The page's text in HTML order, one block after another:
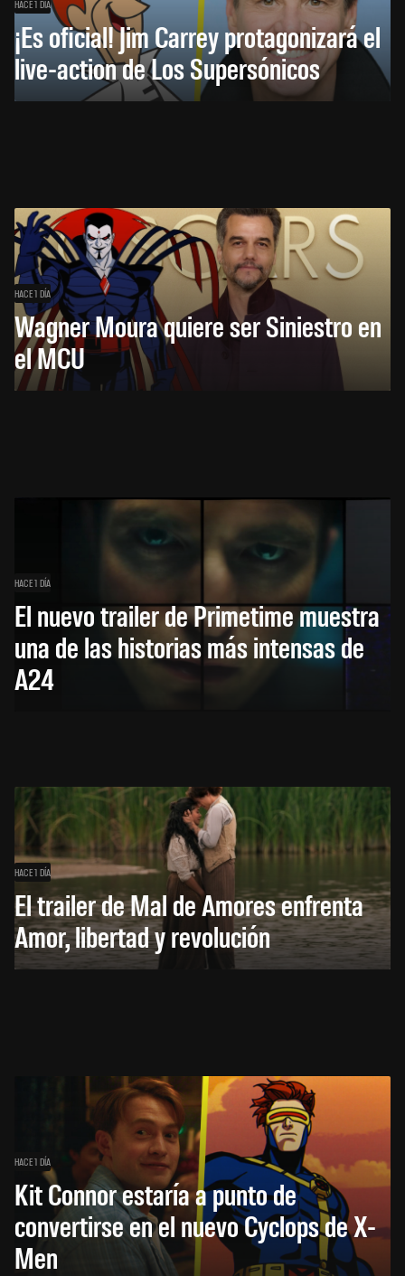
HACE 1 DÍA
¡Es oficial! Jim Carrey protagonizará el
live-action de Los Supersónicos
HACE 1 DÍA
Wagner Moura quiere ser Siniestro en
el MCU
HACE 1 DÍA
El nuevo trailer de Primetime muestra
una de las historias más intensas de
A24
HACE 1 DÍA
El trailer de Mal de Amores enfrenta
Amor, libertad y revolución
HACE 1 DÍA
Kit Connor estaría a punto de
convertirse en el nuevo Cyclops de X-
Men